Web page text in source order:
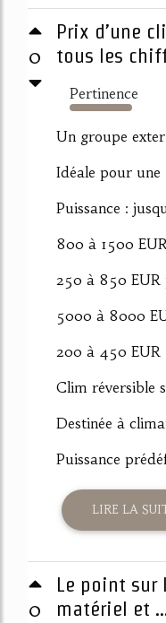
0
Prix d’une
tous les
Pertinence
3940%
Un groupe
Idéale pour une
Puissance :
800 à 1500
250 à 850
5000 à 8000
200 à 450 EUR
Clim réversible
Destinée à
Puissance
LIRE LA
0
Le point sur
matériel et